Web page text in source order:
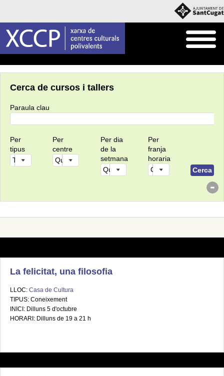
Cerca de cursos i tallers
Paraula clau
Per
tipus
Per
centre
Per dia
de la
setmana
Per
franja
horaria
La felicitat, una filosofia
LLOC: Casa de Cultura
TIPUS: Coneixement
INICI: Dilluns 5 d'octubre
HORARI: Dilluns de 19 a 21 h